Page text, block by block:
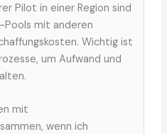
Pilot in einer Region sind
mit anderen
Wichtig ist
um Aufwand und
mit
wenn ich